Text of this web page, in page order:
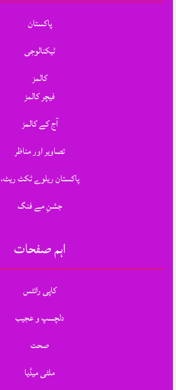
پاکستان
ٹیکنالوجی
کالمز
فیچر کالمز
آج کے کالمز
تصاویر اور مناظر
پاکستان ریلوے ٹکٹ ریٹ،
جشنِ مے فنگ
اہم صفحات
کاپی رائٹس
دلچسپ و عجیب
صحت
ملٹی میڈیا